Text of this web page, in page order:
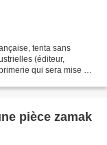
tenta sans
(éditeur,
qui sera mise en
pièce zamak